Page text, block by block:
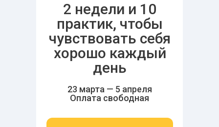
2 недели и 10
практик, чтобы
чувствовать себя
хорошо каждый
день
23 марта — 5 апреля
Оплата свободная